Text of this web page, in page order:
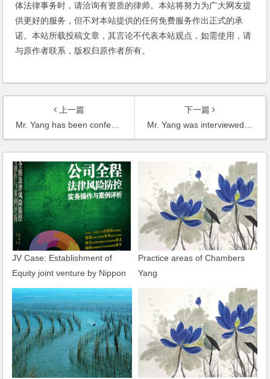
体法律事务时，请洽询有资质的律师。本站将努力为广大网友提
供更好的服务，但不对本站提供的任何免费服务作出正式的承
诺。本站所载投稿文章，其言论不代表本站观点，如需使用，请
与原作者联系，版权归原作者所有。
上一篇
Mr. Yang has been conferred with an honorary appointment by the American Biographical Institute
下一篇
Mr. Yang was interviewed by a reporter of The Wall Street Journal on the foreign investment of telecommunication
JV Case: Establishment of
Equity joint venture by Nippon
Paint and B&K Company of
Germany
Practice areas of Chambers
Yang